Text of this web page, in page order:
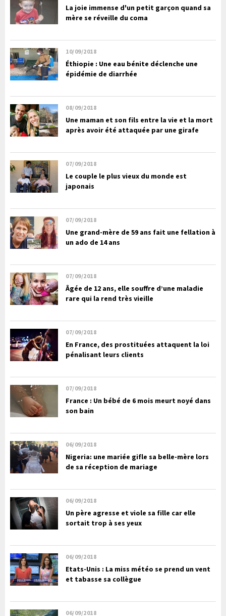
La joie immense d'un petit garçon quand sa
mère se réveille du coma
10/09/2018
Éthiopie : Une eau bénite déclenche une
épidémie de diarrhée
08/09/2018
Une maman et son fils entre la vie et la mort
après avoir été attaquée par une girafe
07/09/2018
Le couple le plus vieux du monde est
japonais
07/09/2018
Une grand-mère de 59 ans fait une fellation à
un ado de 14 ans
07/09/2018
Âgée de 12 ans, elle souffre d’une maladie
rare qui la rend très vieille
07/09/2018
En France, des prostituées attaquent la loi
pénalisant leurs clients
07/09/2018
France : Un bébé de 6 mois meurt noyé dans
son bain
06/09/2018
Nigeria: une mariée gifle sa belle-mère lors
de sa réception de mariage
06/09/2018
Un père agresse et viole sa fille car elle
sortait trop à ses yeux
06/09/2018
Etats-Unis : La miss météo se prend un vent
et tabasse sa collègue
06/09/2018